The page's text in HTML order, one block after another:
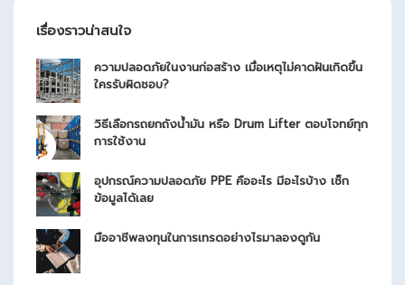
เรื่องราวน่าสนใจ
ความปลอดภัยในงานก่อสร้าง เมื่อเหตุไม่คาดฝันเกิดขึ้น
ใครรับผิดชอบ?
วิธีเลือกรถยกถังน้ำมัน หรือ Drum Lifter ตอบโจทย์ทุก
การใช้งาน
อุปกรณ์ความปลอดภัย PPE คืออะไร มีอะไรบ้าง เช็ก
ข้อมูลได้เลย
มืออาชีพลงทุนในการเทรดอย่างไรมาลองดูกัน